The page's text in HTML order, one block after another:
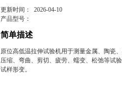
更新时间： 2026-04-10
产品型号：
简单描述
原位高低温拉伸试验机用于测量金属、陶瓷
压缩、弯曲、剪切、疲劳、蠕变、松弛等试
试样形变。